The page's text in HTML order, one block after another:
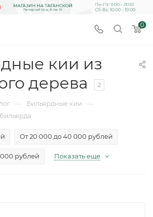
0
кии из
дерева
2
— Бильярдные кии —
От 20 000 до 40 000 рублей
рублей Показать еще